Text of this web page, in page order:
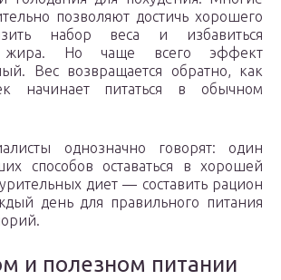
позволяют достичь хорошего
набор веса и избавиться
Но чаще всего эффект
Вес возвращается обратно, как
начинает питаться в обычном
однозначно говорят: один
способов оставаться в хорошей
диет — составить рацион
день для правильного питания
и полезном питании